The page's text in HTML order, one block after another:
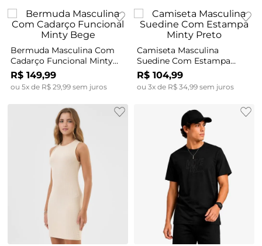
Bermuda Masculina Com
Cadarço Funcional Minty
Bege
R$ 149,99
ou 5x de R$ 29, 99sem juros
Camiseta Masculina
Suedine Com Estampa
Minty Preto
R$ 104,99
ou 3x de R$ 34, 99sem juros